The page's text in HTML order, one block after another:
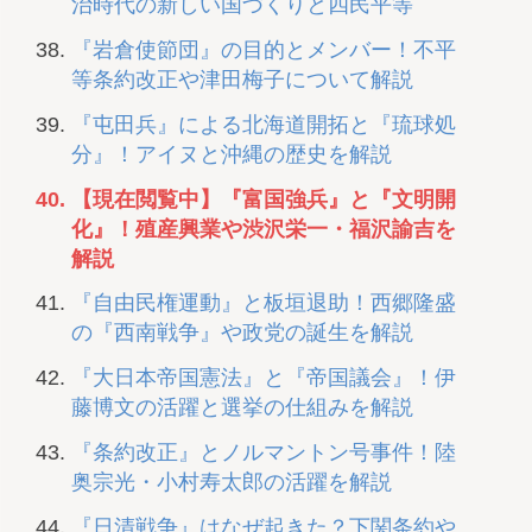
治時代の新しい国づくりと四民平等
『岩倉使節団』の目的とメンバー！不平
等条約改正や津田梅子について解説
『屯田兵』による北海道開拓と『琉球処
分』！アイヌと沖縄の歴史を解説
【現在閲覧中】『富国強兵』と『文明開
化』！殖産興業や渋沢栄一・福沢諭吉を
解説
『自由民権運動』と板垣退助！西郷隆盛
の『西南戦争』や政党の誕生を解説
『大日本帝国憲法』と『帝国議会』！伊
藤博文の活躍と選挙の仕組みを解説
『条約改正』とノルマントン号事件！陸
奥宗光・小村寿太郎の活躍を解説
『日清戦争』はなぜ起きた？下関条約や